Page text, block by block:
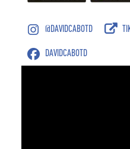
@DAVIDCABOTD
DAVIDCABOTD